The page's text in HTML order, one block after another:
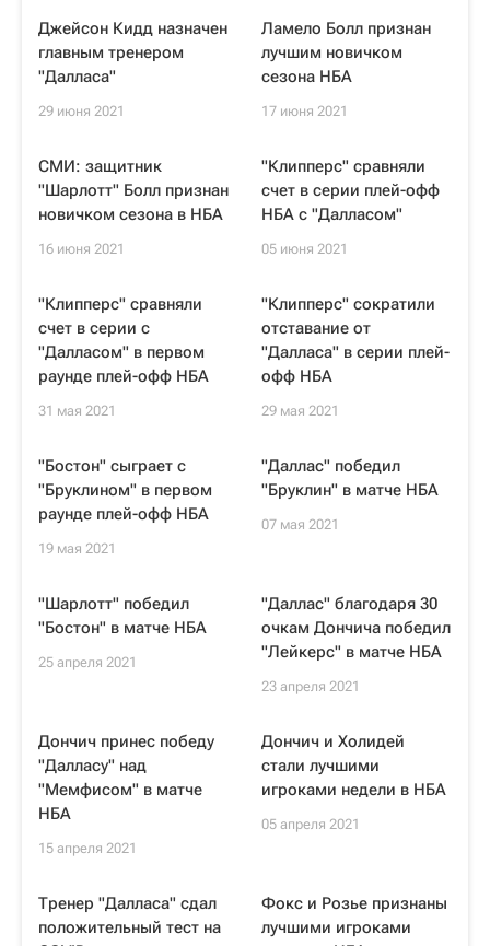
Джейсон Кидд назначен
главным тренером
"Далласа"
29 июня 2021
Ламело Болл признан
лучшим новичком
сезона НБА
17 июня 2021
СМИ: защитник
"Шарлотт" Болл признан
новичком сезона в НБА
16 июня 2021
"Клипперс" сравняли
счет в серии плей-офф
НБА с "Далласом"
05 июня 2021
"Клипперс" сравняли
счет в серии с
"Далласом" в первом
раунде плей-офф НБА
31 мая 2021
"Клипперс" сократили
отставание от
"Далласа" в серии плей-
офф НБА
29 мая 2021
"Бостон" сыграет с
"Бруклином" в первом
раунде плей-офф НБА
19 мая 2021
"Даллас" победил
"Бруклин" в матче НБА
07 мая 2021
"Шарлотт" победил
"Бостон" в матче НБА
25 апреля 2021
"Даллас" благодаря 30
очкам Дончича победил
"Лейкерс" в матче НБА
23 апреля 2021
Дончич принес победу
"Далласу" над
"Мемфисом" в матче
НБА
15 апреля 2021
Дончич и Холидей
стали лучшими
игроками недели в НБА
05 апреля 2021
Тренер "Далласа" сдал
положительный тест на
Фокс и Розье признаны
лучшими игроками